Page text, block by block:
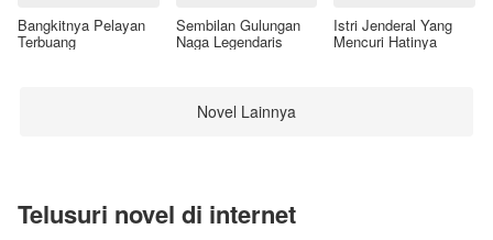
Bangkitnya Pelayan
Terbuang
Sembilan Gulungan
Naga Legendaris
Istri Jenderal Yang
Mencuri Hatinya
Novel Lainnya
Telusuri novel di internet